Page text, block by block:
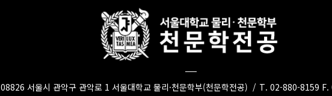
08826 서울시 관악구 관악로 1 서울대학교 물리·천문학부(천문학전공) / T. 02-880-8159 F.